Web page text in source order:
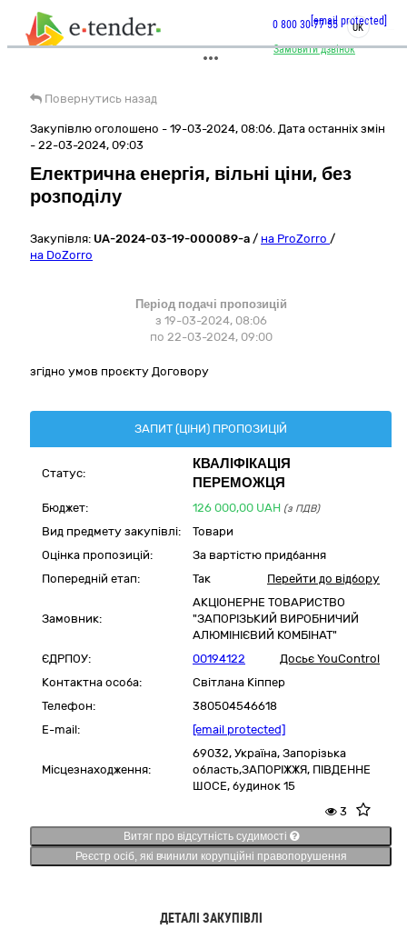
Замовити дзвінок
0 800 30 77 55[email protected]
UK
Повернутись назад
Закупівлю оголошено - 19-03-2024, 08:06. Дата останніх змін
- 22-03-2024, 09:03
Електрична енергія, вільні ціни, без
розподілу
Закупівля: UA-2024-03-19-000089-a / на ProZorro /
на DoZorro
Період подачі пропозицій
з 19-03-2024, 08:06
по 22-03-2024, 09:00
згідно умов проєкту Договору
ЗАПИТ (ЦІНИ) ПРОПОЗИЦІЙ
Статус:
КВАЛІФІКАЦІЯ
ПЕРЕМОЖЦЯ
Бюджет: 126 000,00 UAH (з ПДВ)
Вид предмету закупівлі:
Товари
Оцінка пропозицій:
За вартістю придбання
Попередній етап:
Так Перейти до відбору
Замовник:
АКЦІОНЕРНЕ ТОВАРИСТВО
"ЗАПОРІЗЬКИЙ ВИРОБНИЧИЙ
АЛЮМІНІЄВИЙ КОМБІНАТ"
ЄДРПОУ:
00194122
Досьє YouControl
Контактна особа:
Світлана Кіппер
Телефон:
380504546618
E-mail:
[email protected]
Місцезнаходження:
69032, Україна, Запорізька
область,ЗАПОРІЖЖЯ, ПІВДЕННЕ
ШОСЕ, будинок 15
3
Витяг про відсутність судимості
Реєстр осіб, які вчинили корупційні правопорушення
ДЕТАЛІ ЗАКУПІВЛІ